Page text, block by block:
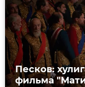
Песков:
фильма